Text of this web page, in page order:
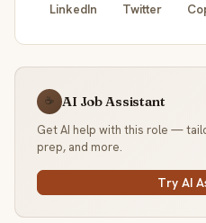
LinkedIn Twitter
☕ AI Job Assistant
Get AI help with this role —
prep, and more.
Try AI